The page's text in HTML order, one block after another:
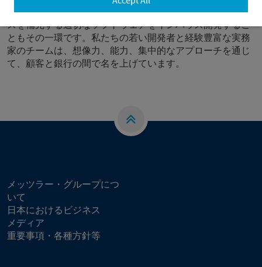
争に直面して生き残るための唯一の方法です。銀行サービ
スを補完する適切なソフトウェアをインハウス開発するこ
ともその一環です。私たちの若い開発者と経験豊富な実務
家のチームは、想像力、能力、集中的なアプローチを通じ
て、顧客と銀行の間で名を上げています。
メッツラー・グループにつ
いて
日本におけるビジネス
メディア
重要事項・各種方針等